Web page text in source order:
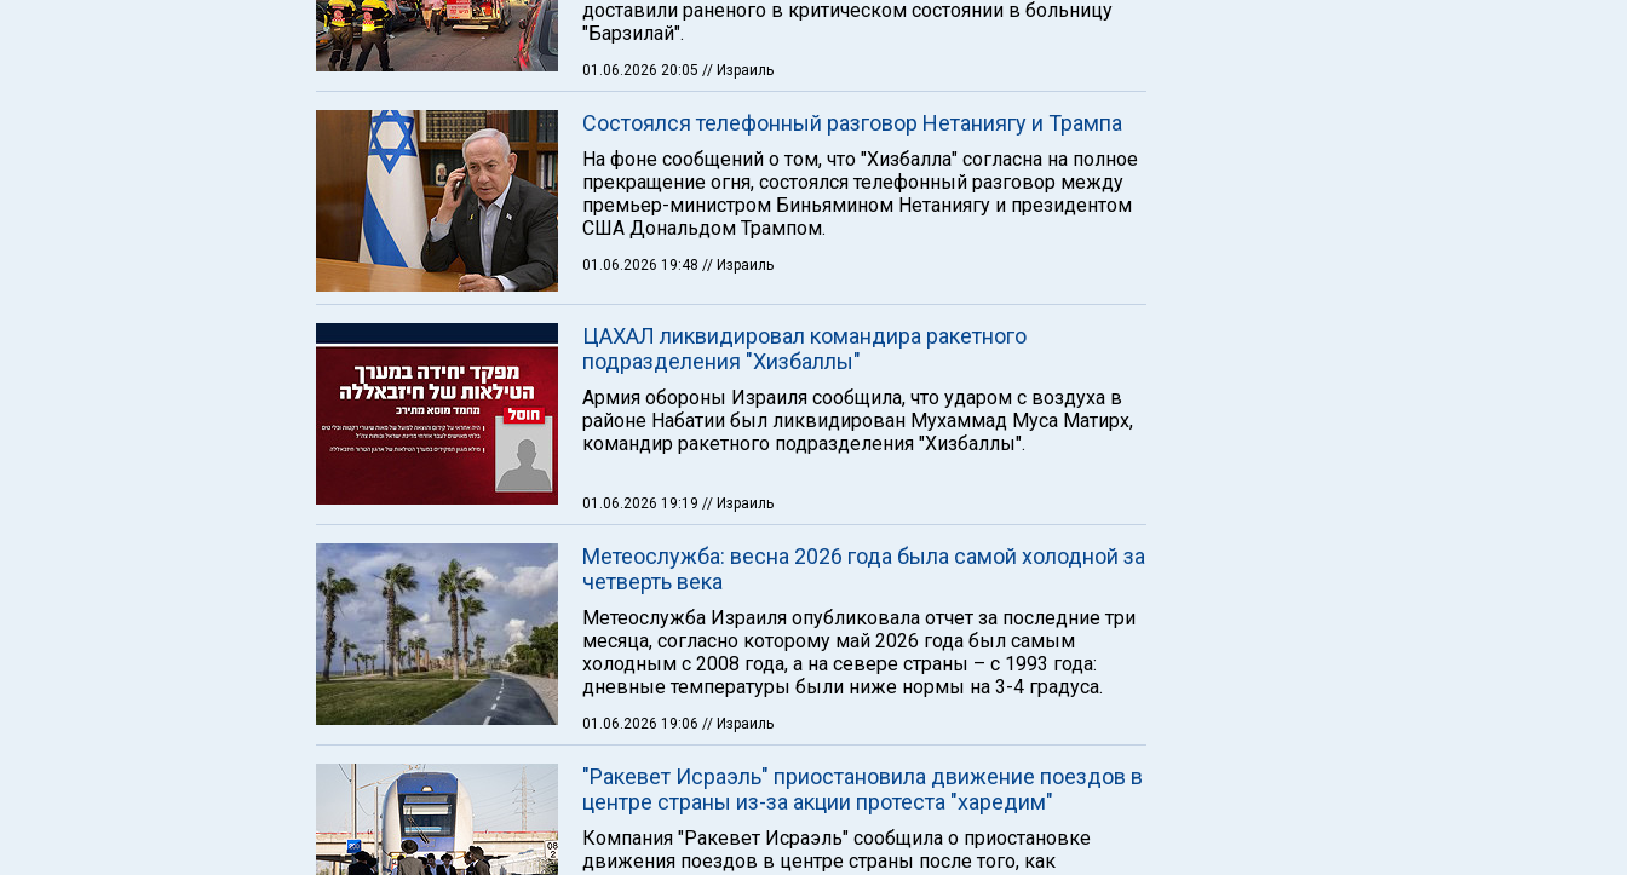
доставили раненого в критическом состоянии в больницу
"Барзилай".
01.06.2026 20:05 // Израиль
Состоялся телефонный разговор Нетаниягу и Трампа
На фоне сообщений о том, что "Хизбалла" согласна на полное
прекращение огня, состоялся телефонный разговор между
премьер-министром Биньямином Нетаниягу и президентом
США Дональдом Трампом.
01.06.2026 19:48 // Израиль
ЦАХАЛ ликвидировал командира ракетного
подразделения "Хизбаллы"
Армия обороны Израиля сообщила, что ударом с воздуха в
районе Набатии был ликвидирован Мухаммад Муса Матирх,
командир ракетного подразделения "Хизбаллы".
01.06.2026 19:19 // Израиль
Метеослужба: весна 2026 года была самой холодной за
четверть века
Метеослужба Израиля опубликовала отчет за последние три
месяца, согласно которому май 2026 года был самым
холодным с 2008 года, а на севере страны – с 1993 года:
дневные температуры были ниже нормы на 3-4 градуса.
01.06.2026 19:06 // Израиль
"Ракевет Исраэль" приостановила движение поездов в
центре страны из-за акции протеста "харедим"
Компания "Ракевет Исраэль" сообщила о приостановке
движения поездов в центре страны после того, как